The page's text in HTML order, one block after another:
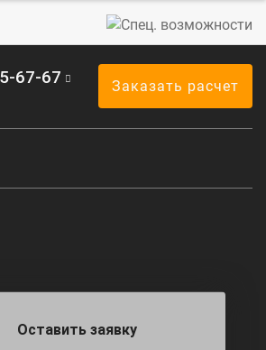
67-67 Заказать расчет
Оставить заявку